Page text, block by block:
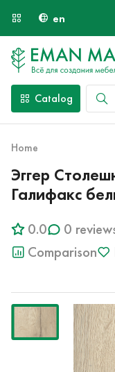
en
Catalog
Home
Эггер
Галифакс
0.0 0
Comparison